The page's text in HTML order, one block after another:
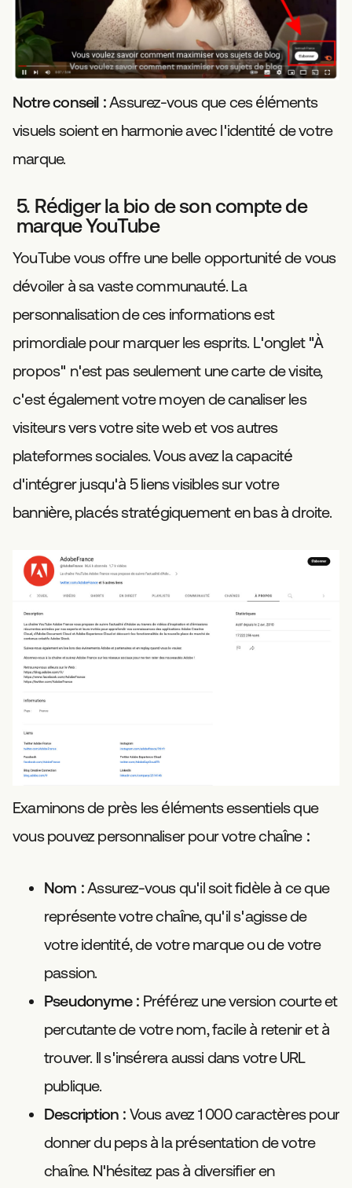
Notre conseil :Assurez-vous que ces éléments
visuels soient en harmonie avec l'identité de votre
marque.
5. Rédiger la bio de son compte de
marque YouTube
YouTube vous offre une belle opportunité de vous
dévoiler à sa vaste communauté. La
personnalisation de ces informations est
primordiale pour marquer les esprits. L'onglet "À
propos" n'est pas seulement une carte de visite,
c'est également votre moyen de canaliser les
visiteurs vers votre site web et vos autres
plateformes sociales. Vous avez la capacité
d'intégrer jusqu'à 5 liens visibles sur votre
bannière, placés stratégiquement en bas à droite.
Examinons de près les éléments essentiels que
vous pouvez personnaliser pour votre chaîne :
Nom : Assurez-vous qu'il soit fidèle à ce que
représente votre chaîne, qu'il s'agisse de
votre identité, de votre marque ou de votre
passion.
Pseudonyme: Préférez une version courte et
percutante de votre nom, facile à retenir et à
trouver. Il s'insérera aussi dans votre URL
publique.
Description : Vous avez 1 000 caractères pour
donner du peps à la présentation de votre
chaîne. N'hésitez pas à diversifier en